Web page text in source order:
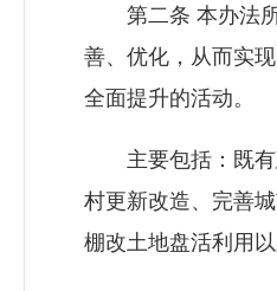
第二条 本办法所
善、优化，从而实
全面提升的活动。
主要包括：既有
村更新改造、完善
棚改土地盘活利用